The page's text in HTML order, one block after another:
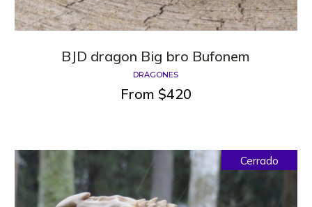
BJD dragon Big bro Bufonem
DRAGONES
From $420
Cerrado